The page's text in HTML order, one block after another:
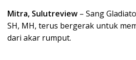
Mitra, Sulutreview – Sang
SH, MH, terus bergerak untuk
dari akar rumput.